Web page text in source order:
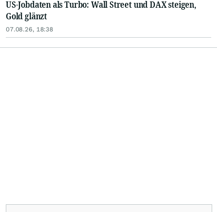
US-Jobdaten als Turbo: Wall Street und DAX steigen,
Gold glänzt
07.08.26, 18:38